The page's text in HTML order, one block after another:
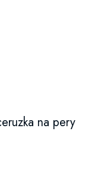
na pery